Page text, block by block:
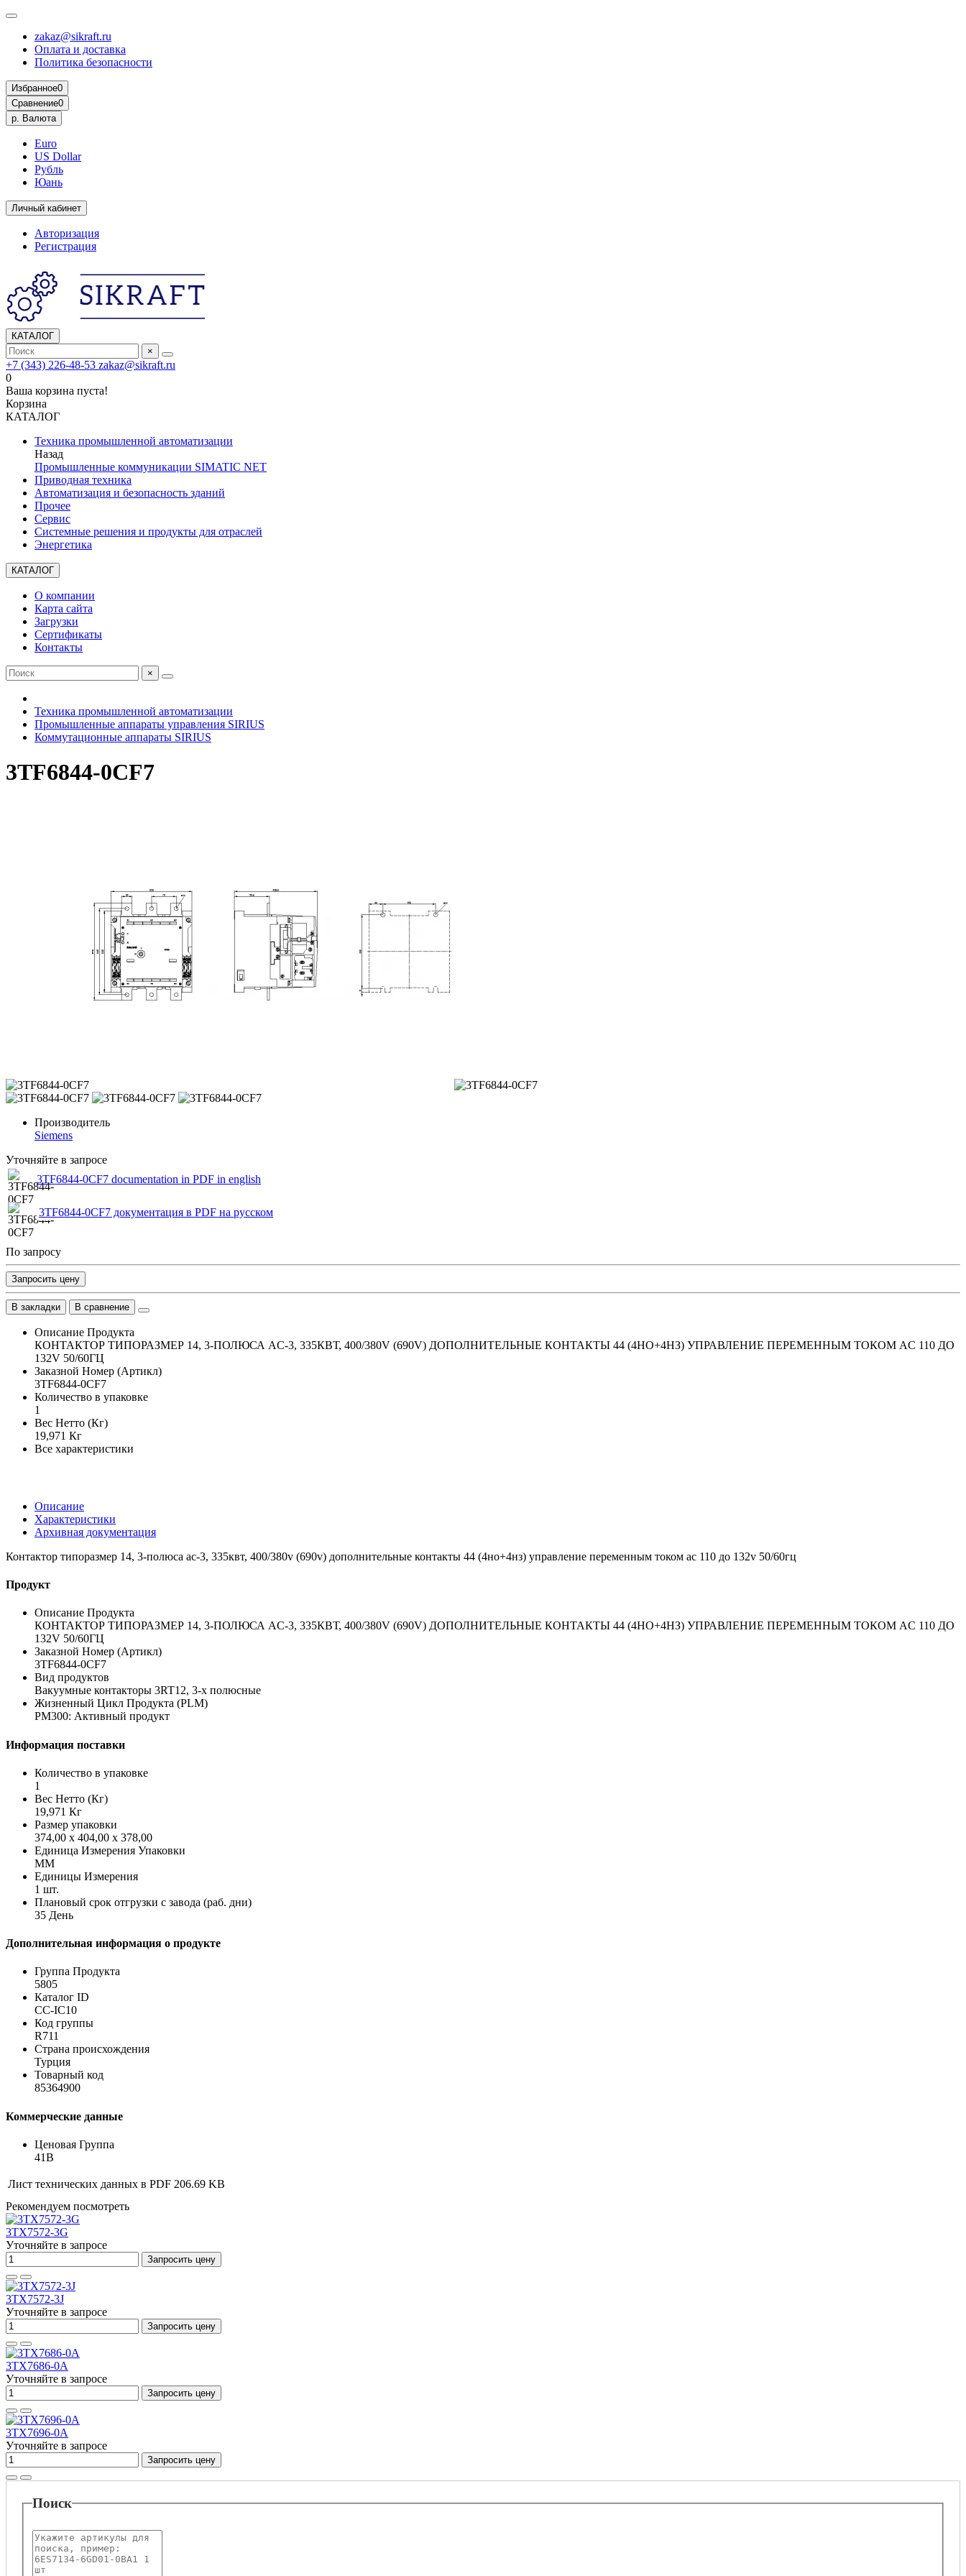
zakaz@sikraft.ru
Оплата и доставка
Политика безопасности
Избранное0
Сравнение0
р. Валюта
Euro
US Dollar
Рубль
Юань
Личный кабинет
Авторизация
Регистрация
КАТАЛОГ
×
+7 (343) 226-48-53 zakaz@sikraft.ru
0
Ваша корзина пуста!
Корзина
КАТАЛОГ
Техника промышленной автоматизации
Назад
Промышленные коммуникации SIMATIC NET
Приводная техника
Автоматизация и безопасность зданий
Прочее
Сервис
Системные решения и продукты для отраслей
Энергетика
КАТАЛОГ
О компании
Карта сайта
Загрузки
Сертификаты
Контакты
×
Техника промышленной автоматизации
Промышленные аппараты управления SIRIUS
Коммутационные аппараты SIRIUS
3TF6844-0CF7
Производитель
Siemens
Уточняйте в запросе
3TF6844-0CF7 documentation in PDF in english
3TF6844-0CF7 документация в PDF на русском
По запросу
Запросить цену
В закладки В сравнение
Описание Продукта
КОНТАКТОР ТИПОРАЗМЕР 14, 3-ПОЛЮСА AC-3, 335КВТ, 400/380V (690V) ДОПОЛНИТЕЛЬНЫЕ КОНТАКТЫ 44 (4НO+4НЗ) УПРАВЛЕНИЕ ПЕРЕМЕННЫМ ТОКОМ AC 110 ДO
132V 50/60ГЦ
Заказной Номер (Артикл)
3TF6844-0CF7
Количество в упаковке
1
Вес Нетто (Кг)
19,971 Кг
Все характеристики
Описание
Характеристики
Архивная документация
Контактор типоразмер 14, 3-полюса ac-3, 335квт, 400/380v (690v) дополнительные контакты 44 (4нo+4нз) управление переменным током ac 110 дo 132v 50/60гц
Продукт
Описание Продукта
КОНТАКТОР ТИПОРАЗМЕР 14, 3-ПОЛЮСА AC-3, 335КВТ, 400/380V (690V) ДОПОЛНИТЕЛЬНЫЕ КОНТАКТЫ 44 (4НO+4НЗ) УПРАВЛЕНИЕ ПЕРЕМЕННЫМ ТОКОМ AC 110 ДO
132V 50/60ГЦ
Заказной Номер (Артикл)
3TF6844-0CF7
Вид продуктов
Вакуумные контакторы 3RT12, 3-х полюсные
Жизненный Цикл Продукта (PLM)
PM300: Активный продукт
Информация поставки
Количество в упаковке
1
Вес Нетто (Кг)
19,971 Кг
Размер упаковки
374,00 x 404,00 x 378,00
Единица Измерения Упаковки
MM
Единицы Измерения
1 шт.
Плановый срок отгрузки с завода (раб. дни)
35 День
Дополнительная информация о продукте
Группа Продукта
5805
Каталог ID
CC-IC10
Код группы
R711
Страна происхождения
Турция
Товарный код
85364900
Коммерческие данные
Ценовая Группа
41B
Лист технических данных в PDF 206.69 KB
Рекомендуем посмотреть
3TX7572-3G
Уточняйте в запросе
Запросить цену
3TX7572-3J
Уточняйте в запросе
Запросить цену
3TX7686-0A
Уточняйте в запросе
Запросить цену
3TX7696-0A
Уточняйте в запросе
Запросить цену
Поиск